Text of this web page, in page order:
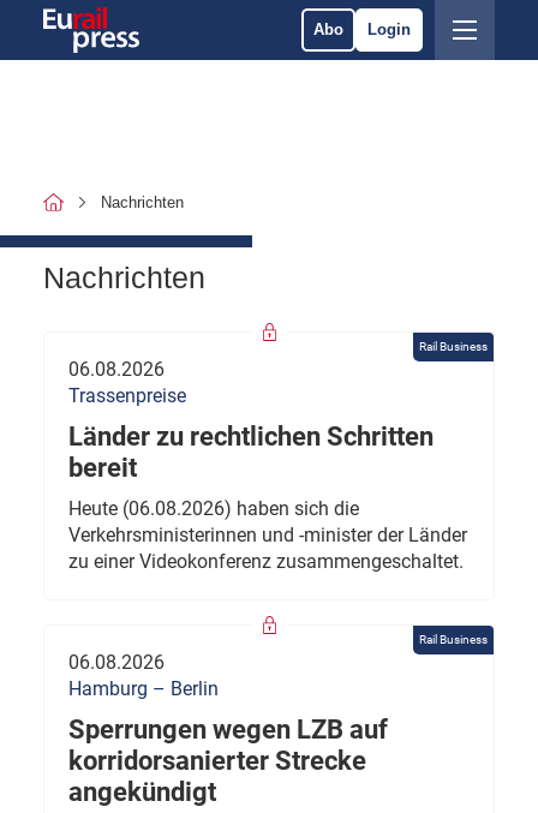
Abo Login
Nachrichten
Nachrichten
Rail Business
06.08.2026
Trassenpreise
Länder zu rechtlichen Schritten
bereit
Heute (06.08.2026) haben sich die
Verkehrsministerinnen und -minister der Länder
zu einer Videokonferenz zusammengeschaltet.
Rail Business
06.08.2026
Hamburg – Berlin
Sperrungen wegen LZB auf
korridorsanierter Strecke
angekündigt